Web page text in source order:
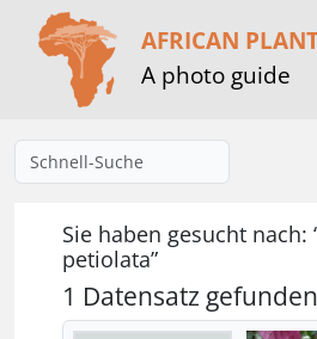
AFRICAN
A photo guide
Sie haben gesucht nach:
petiolata”
1 Datensatz gefunden